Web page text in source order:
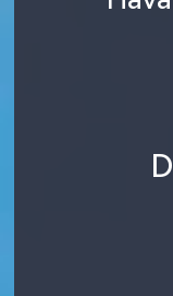
Son Dakika